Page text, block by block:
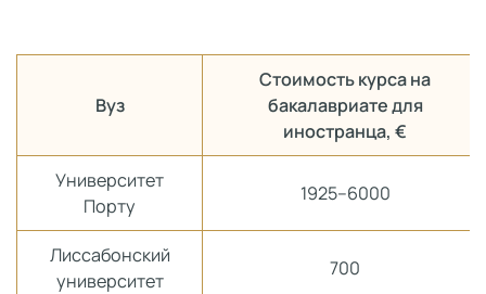
Вуз
Стоимость курса на
бакалавриате для
иностранца, €
Университет
Порту
1925–6000
Лиссабонский
университет
700